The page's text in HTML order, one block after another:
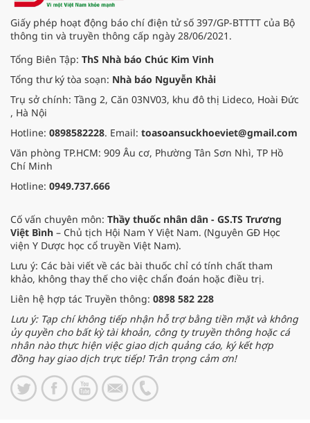
Giấy phép hoạt động báo chí điện tử số 397/GP-BTTTT của Bộ
thông tin và truyền thông cấp ngày 28/06/2021.
Tổng Biên Tập: ThS Nhà báo Chúc Kim Vinh
Tổng thư ký tòa soạn: Nhà báo Nguyễn Khải
Trụ sở chính: Tầng 2, Căn 03NV03, khu đô thị Lideco, Hoài Đức
, Hà Nội
Hotline: 0898582228. Email: toasoansuckhoeviet@gmail.com
Văn phòng TP.HCM: 909 Âu cơ, Phường Tân Sơn Nhì, TP Hồ
Chí Minh
Hotline: 0949.737.666
Cố vấn chuyên môn: Thầy thuốc nhân dân - GS.TS Trương
Việt Bình – Chủ tịch Hội Nam Y Việt Nam. (Nguyên GĐ Học
viện Y Dược học cổ truyền Việt Nam).
Lưu ý: Các bài viết về các bài thuốc chỉ có tính chất tham
khảo, không thay thế cho việc chẩn đoán hoặc điều trị.
Liên hệ hợp tác Truyền thông: 0898 582 228
Lưu ý: Tạp chí không tiếp nhận hỗ trợ bằng tiền mặt và không
ủy quyền cho bất kỳ tài khoản, công ty truyền thông hoặc cá
nhân nào thực hiện việc giao dịch quảng cáo, ký kết hợp
đồng hay giao dịch trực tiếp! Trân trọng cảm ơn!